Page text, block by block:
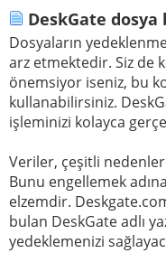
DeskGate
Dosyaların
arz etmektedir. Siz de
önemsiyor iseniz, bu
kullanabilirsiniz.
işleminizi kolayca
Veriler, çeşitli
Bunu engellemek
elzemdir.
bulan DeskGate adlı
yedeklemenizi